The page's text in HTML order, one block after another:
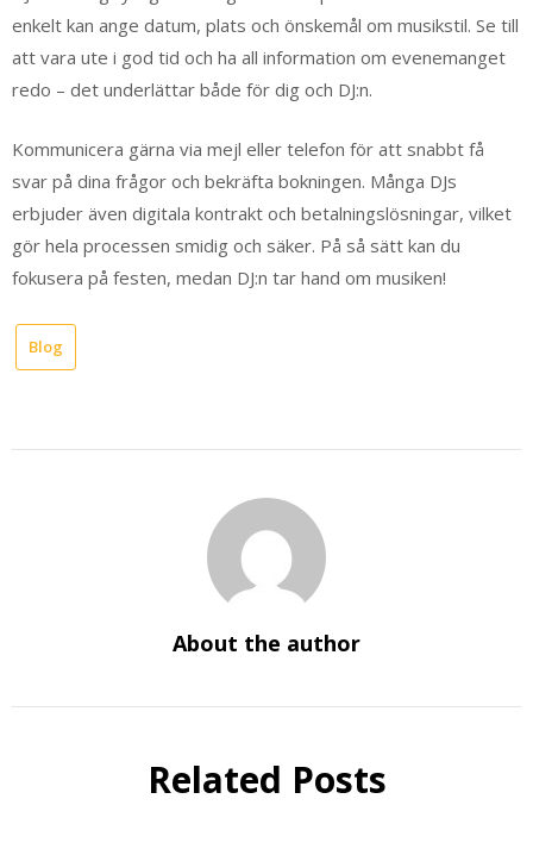
enkelt kan ange datum, plats och önskemål om musikstil. Se till
att vara ute i god tid och ha all information om evenemanget
redo – det underlättar både för dig och DJ:n.
Kommunicera gärna via mejl eller telefon för att snabbt få
svar på dina frågor och bekräfta bokningen. Många DJs
erbjuder även digitala kontrakt och betalningslösningar, vilket
gör hela processen smidig och säker. På så sätt kan du
fokusera på festen, medan DJ:n tar hand om musiken!
Blog
About the author
Related Posts